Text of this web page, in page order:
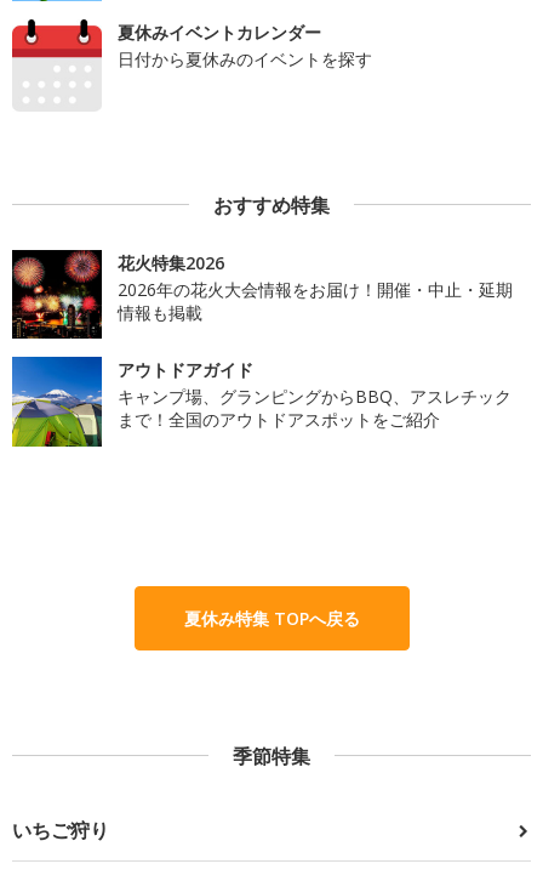
夏休みイベントカレンダー
日付から夏休みのイベントを探す
おすすめ特集
花火特集2026
2026年の花火大会情報をお届け！開催・中止・延期
情報も掲載
アウトドアガイド
キャンプ場、グランピングからBBQ、アスレチック
まで！全国のアウトドアスポットをご紹介
夏休み特集 TOPへ戻る
季節特集
いちご狩り